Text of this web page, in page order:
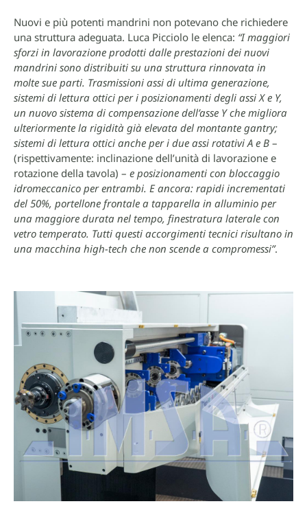
Nuovi e più potenti mandrini non potevano che richiedere
una struttura adeguata. Luca Picciolo le elenca: “I maggiori
sforzi in lavorazione prodotti dalle prestazioni dei nuovi
mandrini sono distribuiti su una struttura rinnovata in
molte sue parti. Trasmissioni assi di ultima generazione,
sistemi di lettura ottici per i posizionamenti degli assi X e Y,
un nuovo sistema di compensazione dell’asse Y che migliora
ulteriormente la rigidità già elevata del montante gantry;
sistemi di lettura ottici anche per i due assi rotativi A e B –
(rispettivamente: inclinazione dell’unità di lavorazione e
rotazione della tavola) – e posizionamenti con bloccaggio
idromeccanico per entrambi. E ancora: rapidi incrementati
del 50%, portellone frontale a tapparella in alluminio per
una maggiore durata nel tempo, finestratura laterale con
vetro temperato. Tutti questi accorgimenti tecnici risultano in
una macchina high-tech che non scende a compromessi”.